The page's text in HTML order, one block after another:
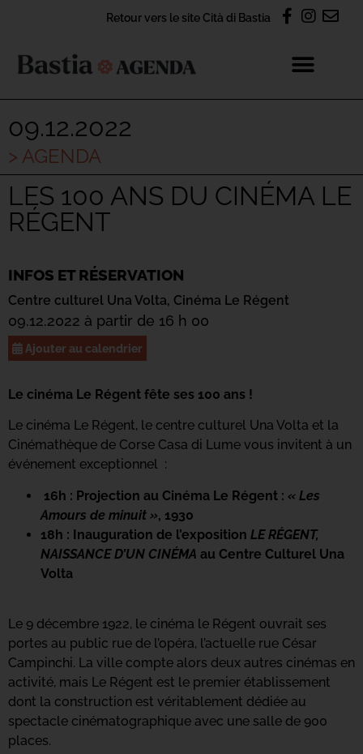
Retour vers le site Cità di Bastia
09.12.2022
> AGENDA
LES 100 ANS DU CINÉMA LE
RÉGENT
INFOS ET RÉSERVATION
Centre culturel Una Volta, Cinéma Le Régent
09.12.2022 à partir de 16 h 00
Ajouter au calendrier
Le cinéma Le Régent fête ses 100 ans !
Le cinéma Le Régent, le centre culturel Una Volta et la
Cinémathèque de Corse Casa di Lume vous invitent à un
événement exceptionnel :
16h : Projection au Cinéma Le Régent : « Les
Amours de minuit », 1930
18h : Inauguration de l’exposition LE RÉGENT,
NAISSANCE D’UN CINÉMA au Centre Culturel Una
Volta
Le 9 décembre 1922, le cinéma le Régent ouvrait ses
portes au public rue de l’opéra, l’actuelle rue César
Campinchi. La ville compte alors deux autres cinémas en
activité, mais Le Régent est le premier établissement
dont la construction est véritablement dédiée au
spectacle cinématographique avec une salle de 900
places.